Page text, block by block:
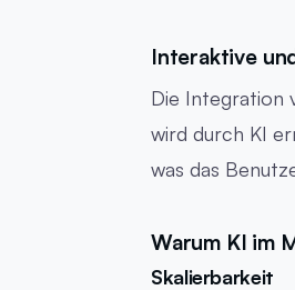
Interaktive
Die Integration
wird durch KI
was das
Warum KI im
Skalierbarkeit